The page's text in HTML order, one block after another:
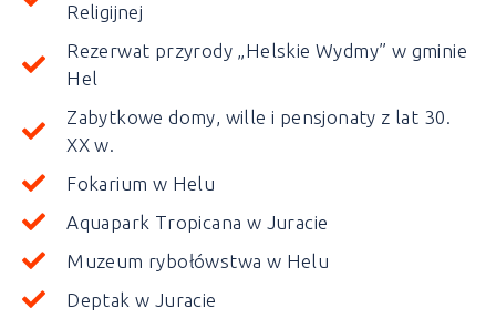
Religijnej
Rezerwat przyrody „Helskie Wydmy” w gminie
Hel
Zabytkowe domy, wille i pensjonaty z lat 30.
XX w.
Fokarium w Helu
Aquapark Tropicana w Juracie
Muzeum rybołówstwa w Helu
Deptak w Juracie